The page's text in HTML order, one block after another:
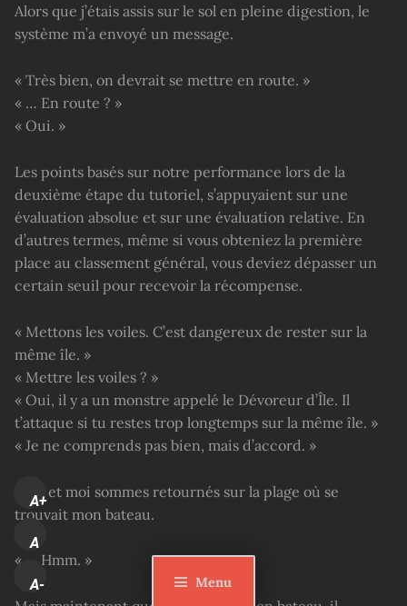
Menu
Alors que j’étais assis sur le sol en pleine digestion, le
système m’a envoyé un message.
« Très bien, on devrait se mettre en route. »
« … En route ? »
« Oui. »
Les points basés sur notre performance lors de la
deuxième étape du tutoriel, s’appuyaient sur une
évaluation absolue et sur une évaluation relative. En
d’autres termes, même si vous obteniez la première
place au classement général, vous deviez dépasser un
certain seuil pour recevoir la récompense.
« Mettons les voiles. C’est dangereux de rester sur la
même île. »
« Mettre les voiles ? »
« Oui, il y a un monstre appelé le Dévoreur d’Île. Il
t’attaque si tu restes trop longtemps sur la même île. »
« Je ne comprends pas bien, mais d’accord. »
Boss et moi sommes retournés sur la plage où se
trouvait mon bateau.
« … Hmm. »
A+
A
A-